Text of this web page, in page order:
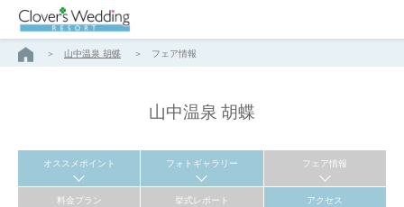
山中温泉 胡蝶 フェア情報
山中温泉 胡蝶
オススメポイント フォトギャラリー フェア情報
料金プラン 挙式レポート アクセス